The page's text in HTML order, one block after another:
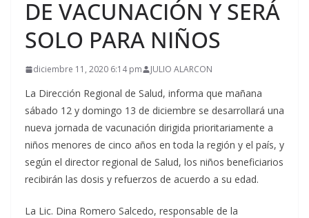
DE VACUNACIÓN Y SERÁ
SOLO PARA NIÑOS
diciembre 11, 2020 6:14 pm JULIO ALARCON
La Dirección Regional de Salud, informa que mañana
sábado 12 y domingo 13 de diciembre se desarrollará una
nueva jornada de vacunación dirigida prioritariamente a
niños menores de cinco años en toda la región y el país, y
según el director regional de Salud, los niños beneficiarios
recibirán las dosis y refuerzos de acuerdo a su edad.
La Lic. Dina Romero Salcedo, responsable de la